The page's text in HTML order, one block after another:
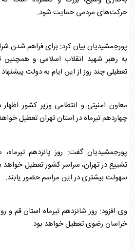
حرکت‌های مردمی حمایت شود.
پورجمشیدیان بیان کرد: برای فراهم شدن
به رهبر شهید انقلاب اسلامی و همچنین
تعطیلی چند روز از این ایام به دولت
معاون امنیتی و انتظامی وزیر کشور
چهاردهم تیرماه در استان تهران تعطیل
پورجمشیدیان گفت: روز پانزدهم تیرماه،
تشییع در تهران، سراسر کشور تعطیل خواهد
سهولت بیشتری در این مراسم حضور یابند.
وی افزود: روز شانزدهم تیرماه استان قم و
خراسان رضوی تعطیل خواهد بود.